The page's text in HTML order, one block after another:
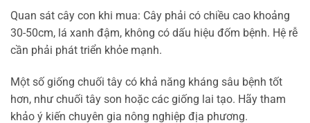
Quan sát cây con khi mua: Cây phải có chiều cao khoảng
30-50cm, lá xanh đậm, không có dấu hiệu đốm bệnh. Hệ rễ
cần phải phát triển khỏe mạnh.
Một số giống chuối tây có khả năng kháng sâu bệnh tốt
hơn, như chuối tây son hoặc các giống lai tạo. Hãy tham
khảo ý kiến chuyên gia nông nghiệp địa phương.